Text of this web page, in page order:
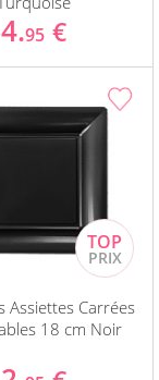
4.95 €
Assiettes Carrées
18 cm Noir